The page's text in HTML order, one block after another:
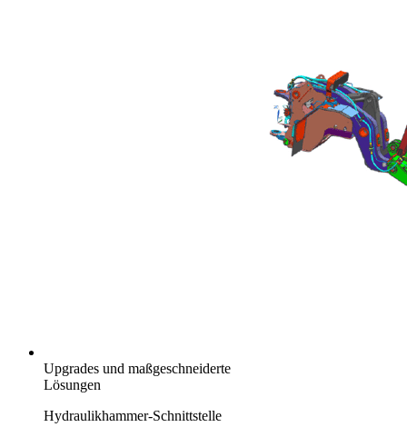
Upgrades und maßgeschneiderte
Lösungen
Hydraulikhammer-Schnittstelle